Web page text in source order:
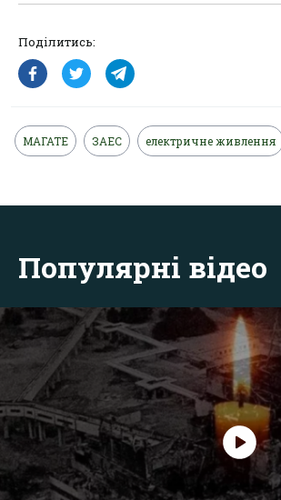
Поділитись:
МАГАТЕ ЗАЕС електричне живлення
Популярні відео